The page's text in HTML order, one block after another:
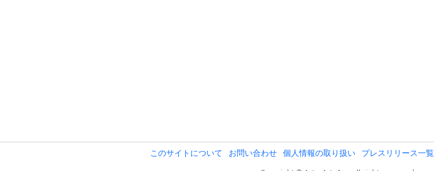
このサイトについて お問い合わせ 個人情報の取り扱い プレスリリース一覧